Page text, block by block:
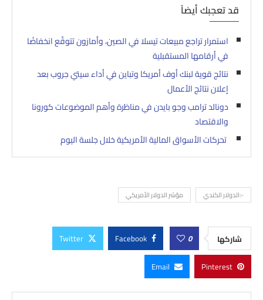
قد تعجبك أيضاً
استمرار تراجع مبيعات تيسلا في الصين، وأمازون تتوقّع انخفاضًا
في أرقامها المستقبلية
نتائج قوية لبنك أوف أمريكا وتباين في أداء سيتي جروب بعد
إعلان نتائج الأعمال
دونالد ترامب وجو بايدن في مناظرة وأهم الموضوعات كورونا
والاقتصاد
تحركات الأسواق المالية الأمريكية خلال جلسة اليوم
-:الدولار الكندي مؤشر الدولار الأمريكي
شاركها 0
Facebook
Twitter
Pinterest
Email